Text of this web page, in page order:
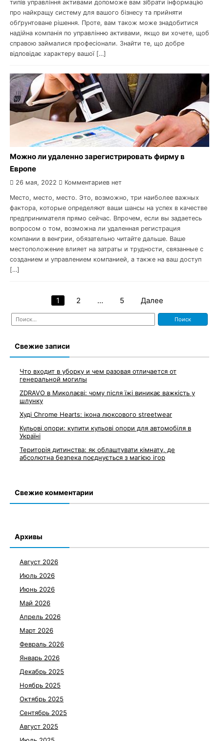
типів управління активами допоможе вам зібрати інформацію
про найкращу систему для вашого бізнесу та прийняти
обґрунтоване рішення. Проте, вам також може знадобитися
надійна компанія по управлінню активами, якщо ви хочете, щоб
справою займалися професіонали. Знайти те, що добре
відповідає характеру вашої […]
Можно ли удаленно зарегистрировать фирму в
Европе
26 мая, 2022 Комментариев нет
Место, место, место. Это, возможно, три наиболее важных
фактора, которые определяют ваши шансы на успех в качестве
предпринимателя прямо сейчас. Впрочем, если вы задаетесь
вопросом о том, возможна ли удаленная регистрация
компании в венгрии, обязательно читайте дальше. Ваше
местоположение влияет на затраты и трудности, связанные с
созданием и управлением компанией, а также на ваш доступ
[…]
Навигация
по
1 2 … 5 Далее
Найти:
Свежие записи
Что входит в уборку и чем разовая отличается от
генеральной могилы
ZDRAVO в Миколаєві: чому після їжі виникає важкість у
шлунку
Худі Chrome Hearts: ікона люксового streetwear
Кульові опори: купити кульові опори для автомобіля в
Україні
Територія дитинства: як облаштувати кімнату, де
абсолютна безпека поєднується з магією ігор
Свежие комментарии
Архивы
Август 2026
Июль 2026
Июнь 2026
Май 2026
Апрель 2026
Март 2026
Февраль 2026
Январь 2026
Декабрь 2025
Ноябрь 2025
Октябрь 2025
Сентябрь 2025
Август 2025